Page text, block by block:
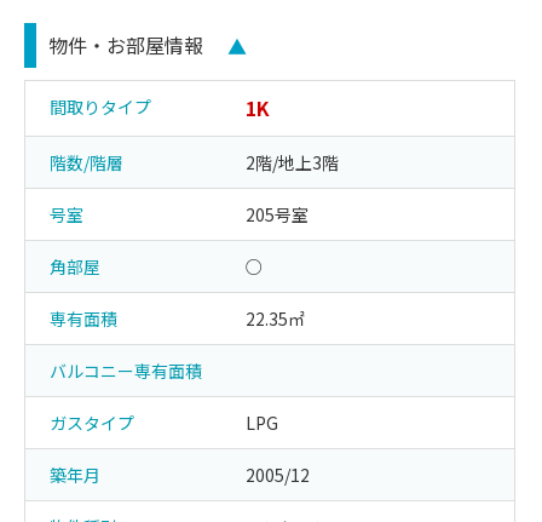
物件・お部屋情報 ▲
間取りタイプ 1K
階数/階層 2階/地上3階
号室 205号室
角部屋 ○
専有面積 22.35㎡
バルコニー専有面積
ガスタイプ LPG
築年月 2005/12